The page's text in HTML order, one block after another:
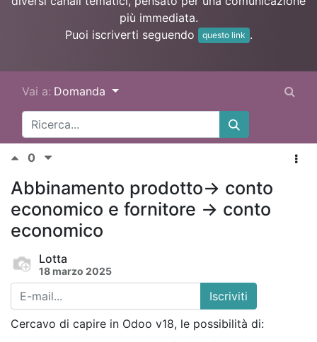
più immediata.
Puoi iscriverti seguendo
questo link .
Vai a: Domanda
0
Abbinamento prodotto-> conto
economico e fornitore -> conto
economico
Lotta
18 marzo 2025
Iscriviti
Cercavo di capire in Odoo v18, le possibilità di: